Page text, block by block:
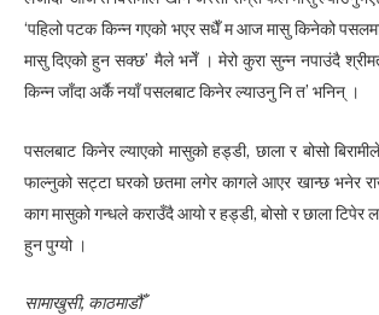
‘पहिलो पटक किन्न गएको भएर सधैँ म आज मासु किनेको पसलमा
मासु दिएको हुन सक्छ’ मैले भनेँ । मेरो कुरा सुन्न नपाउंदै
किन्न जाँदा अर्कै नयाँ पसलबाट किनेर ल्याउनु नि त’ भनिन् ।
पसलबाट किनेर ल्याएको मासुको हड्डी, छाला र बोसो
फाल्नुको सट्टा घरको छतमा लगेर कागले आएर खान्छ भनेर
काग मासुको गन्धले कराउँदै आयो र हड्डी, बोसो र छाला टिपेर
हुन पुग्यो ।
सामाखुसी, काठमाडौँ